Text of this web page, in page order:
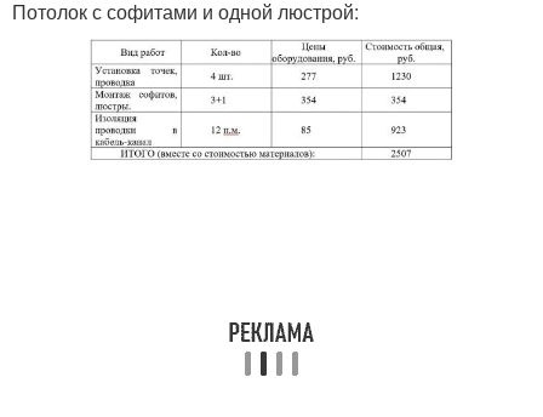
Потолок с софитами и одной люстрой: